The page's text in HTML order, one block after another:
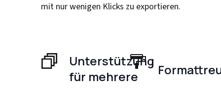
mit nur wenigen Klicks zu exportieren.
Unterstützung
für mehrere